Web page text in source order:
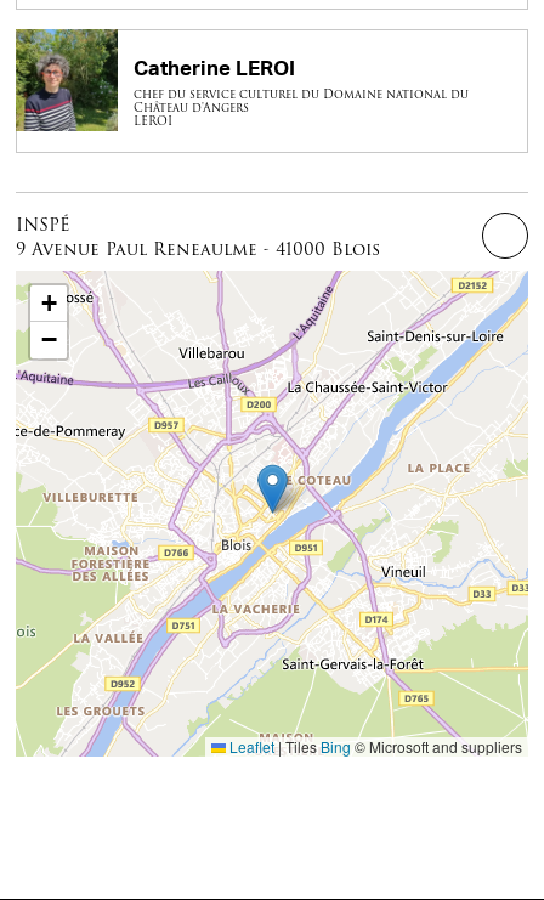
Catherine LEROI
chef du service culturel du Domaine national du
Château d'Angers
LEROI
INSPÉ
9 Avenue Paul Reneaulme - 41000 Blois
+
−
Leaflet|TilesBing © Microsoft and suppliers